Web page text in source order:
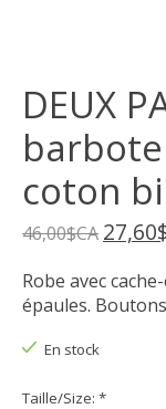
DEUX
coton
46,00$CA
Robe avec
épaules.
En stock
Taille/Size: *